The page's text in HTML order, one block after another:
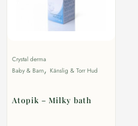
Crystal derma
Baby & Barn,Känslig & Torr Hud
Atopik – Milky bath